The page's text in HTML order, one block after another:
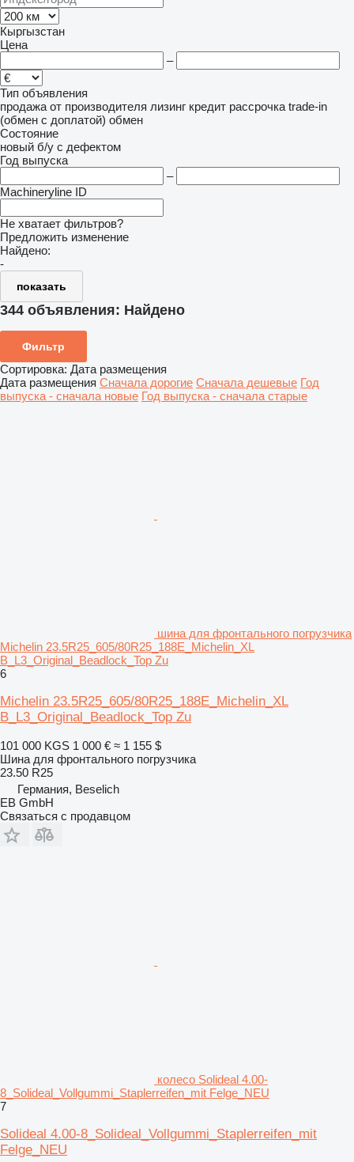
Кыргызстан
Цена
–
Тип объявления
продажа от производителя лизинг кредит рассрочка trade-in
(обмен с доплатой) обмен
Состояние
новый б/у с дефектом
Год выпуска
–
Machineryline ID
Не хватает фильтров?
Предложить изменение
Найдено:
-
показать
344 объявления: Найдено
Фильтр
Сортировка: Дата размещения
Дата размещения Сначала дорогие Сначала дешевые Год
выпуска - сначала новые Год выпуска - сначала старые
шина для фронтального погрузчика
Michelin 23.5R25_605/80R25_188E_Michelin_XL
B_L3_Original_Beadlock_Top Zu
6
Michelin 23.5R25_605/80R25_188E_Michelin_XL
B_L3_Original_Beadlock_Top Zu
101 000 KGS 1 000 € ≈ 1 155 $
Шина для фронтального погрузчика
23.50 R25
Германия, Beselich
EB GmbH
Связаться с продавцом
колесо Solideal 4.00-
8_Solideal_Vollgummi_Staplerreifen_mit Felge_NEU
7
Solideal 4.00-8_Solideal_Vollgummi_Staplerreifen_mit
Felge_NEU